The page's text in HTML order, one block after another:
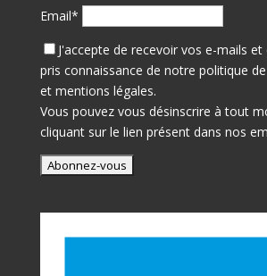
Email*
J'accepte de recevoir vos e-mails
pris connaissance de notre politique
et mentions légales.
Vous pouvez vous désinscrire à tout
cliquant sur le lien présent dans nos